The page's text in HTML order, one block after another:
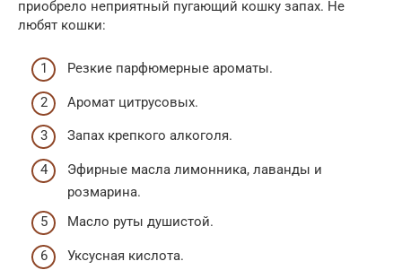
приобрело неприятный пугающий кошку запах. Не
любят кошки:
Резкие парфюмерные ароматы.
Аромат цитрусовых.
Запах крепкого алкоголя.
Эфирные масла лимонника, лаванды и
розмарина.
Масло руты душистой.
Уксусная кислота.